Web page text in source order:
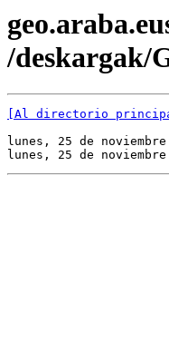
/deskargak/
[Al directorio
lunes, 25 de
lunes, 25 de